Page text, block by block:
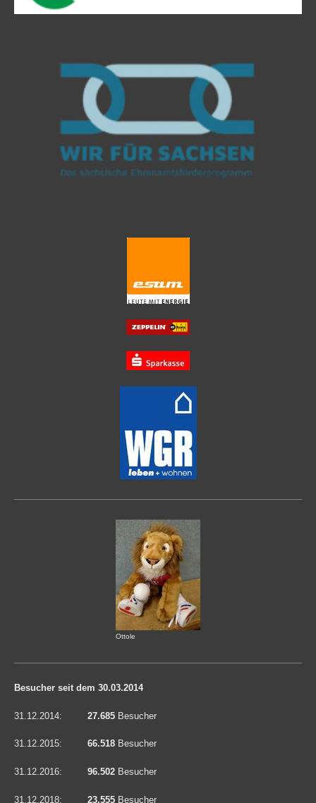
Ottole
Besucher seit dem 30.03.2014
31.12.2014: 27.685 Besucher
31.12.2015: 66.518 Besucher
31.12.2016: 96.502 Besucher
31.12.2018: 23.555 Besucher